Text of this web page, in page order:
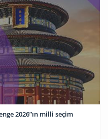
2026”ın milli seçim